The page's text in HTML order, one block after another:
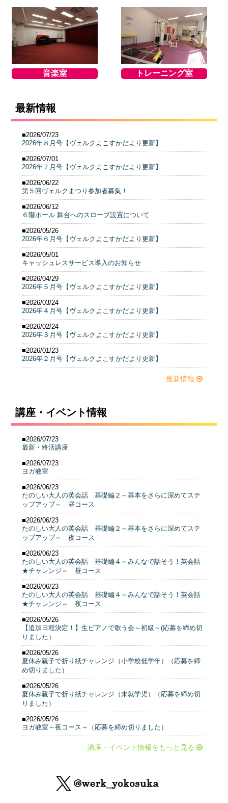
音楽室 トレーニング室
最新情報
■2026/07/23
2026年８月号【ヴェルクよこすかだより更新】
■2026/07/01
2026年７月号【ヴェルクよこすかだより更新】
■2026/06/22
第５回ヴェルクまつり参加者募集！
■2026/06/12
６階ホール 舞台へのスロープ設置について
■2026/05/26
2026年６月号【ヴェルクよこすかだより更新】
■2026/05/01
キャッシュレスサービス導入のお知らせ
■2026/04/29
2026年５月号【ヴェルクよこすかだより更新】
■2026/03/24
2026年４月号【ヴェルクよこすかだより更新】
■2026/02/24
2026年３月号【ヴェルクよこすかだより更新】
■2026/01/23
2026年２月号【ヴェルクよこすかだより更新】
最新情報
講座・イベント情報
■2026/07/23
最新・終活講座
■2026/07/23
ヨガ教室
■2026/06/23
たのしい大人の英会話 基礎編２～基本をさらに深めてステ
ップアップ～ 昼コース
■2026/06/23
たのしい大人の英会話 基礎編２～基本をさらに深めてステ
ップアップ～ 夜コース
■2026/06/23
たのしい大人の英会話 基礎編４～みんなで話そう！英会話
★チャレンジ～ 昼コース
■2026/06/23
たのしい大人の英会話 基礎編４～みんなで話そう！英会話
★チャレンジ～ 夜コース
■2026/05/26
【追加日程決定！】生ピアノで歌う会～初級～(応募を締め切
りました）
■2026/05/26
夏休み親子で折り紙チャレンジ（小学校低学年）（応募を締
め切りました）
■2026/05/26
夏休み親子で折り紙チャレンジ（未就学児）（応募を締め切
りました）
■2026/05/26
ヨガ教室～夜コース～（応募を締め切りました）
講座・イベント情報をもっと見る